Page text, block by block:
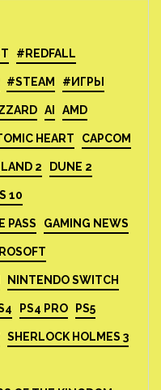
#REDFALL
#STEAM #ИГРЫ
AI AMD
HEART CAPCOM
2 DUNE 2
10
PASS GAMING NEWS
NINTENDO SWITCH
PS4 PRO PS5
SHERLOCK HOLMES 3